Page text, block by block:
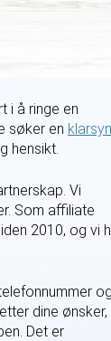
i å ringe en
søker en
hensikt.
Vi
Som affiliate
2010, og vi
og
dine ønsker,
Det er